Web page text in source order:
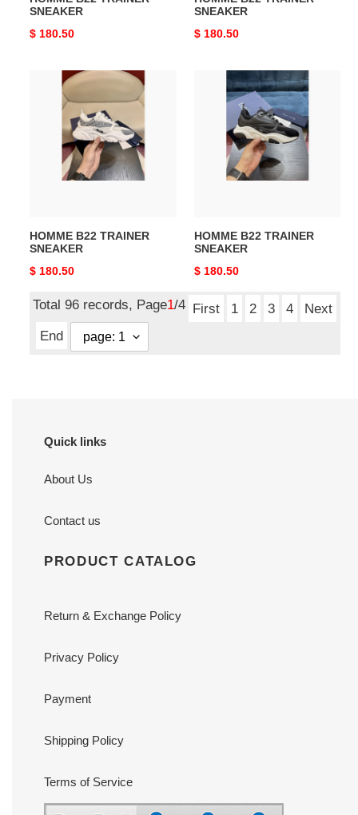
SNEAKER
Original
$ 180.50
SNEAKER
Original
$ 180.50
HOMME
TRAINER
SNEAKER
HOMME B22 TRAINER
SNEAKER
Original
$ 180.50
HOMME
TRAINER
SNEAKER
HOMME B22 TRAINER
SNEAKER
Original
$ 180.50
Total 96 records, Page1/4 First 1 2 3 4
Next
End
Quick links
About Us
Contact us
PRODUCT CATALOG
Return & Exchange Policy
Privacy Policy
Payment
Shipping Policy
Terms of Service